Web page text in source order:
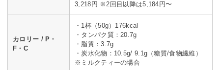
3,218円 ※2回目以降は5,184円〜
カロリー / P・
F・C
・1杯（50g）176kcal
・タンパク質：20.7g
・脂質：3.7g
・炭水化物：10.5g/ 9.1g（糖質/食物繊維）
※ミルクティーの場合